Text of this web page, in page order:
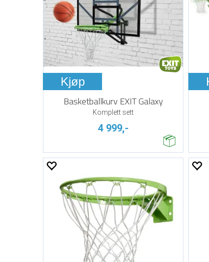
Kjøp
Basketballkurv EXIT Galaxy
Komplett sett
4 999,-